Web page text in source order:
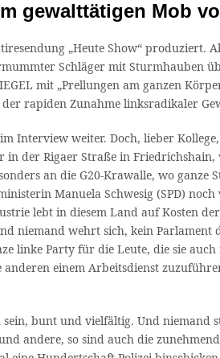
gewalttätigen Mob
„Heute Show“
Schläger mit Sturmhauben
mit „Prellungen am ganzen
rapiden Zunahme linksradikaler
Interview weiter. Doch, lieber
der Rigaer Straße in
an die G20-Krawalle, wo
Manuela Schwesig (SPD)
lebt in diesem Land auf Kosten
niemand wehrt sich, kein
linke Party für die Leute, die sie
einem Arbeitsdienst
bunt und vielfältig. Und niemand
andere, so sind auch die